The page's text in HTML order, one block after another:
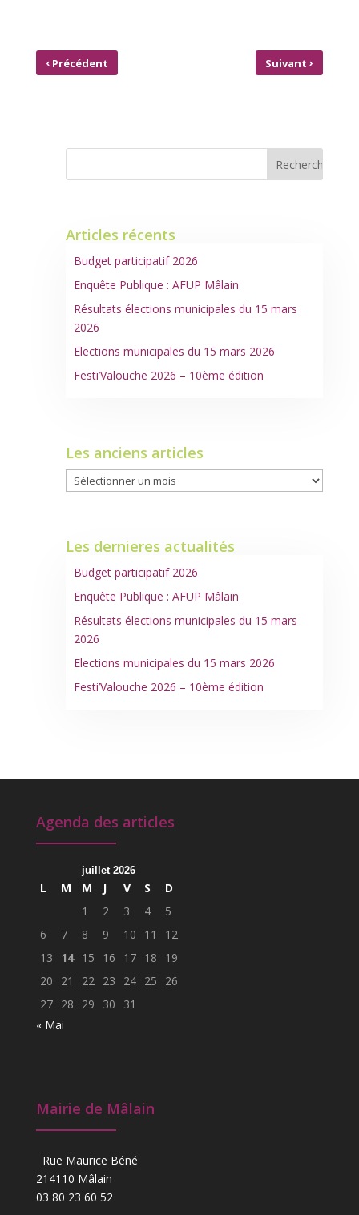
‹Précédent Suivant›
Articles récents
Budget participatif 2026
Enquête Publique : AFUP Mâlain
Résultats élections municipales du 15 mars
2026
Elections municipales du 15 mars 2026
Festi’Valouche 2026 – 10ème édition
Les anciens articles
Les
anciens
Les dernieres actualités
Budget participatif 2026
Enquête Publique : AFUP Mâlain
Résultats élections municipales du 15 mars
2026
Elections municipales du 15 mars 2026
Festi’Valouche 2026 – 10ème édition
Agenda des articles
juillet 2026
L M M J V S
D
1
2 3 4
5
6
7 8 9 10 11
12
13
14 15 16 17 18
19
20
21 22 23 24 25
26
27 28 29 30
31
« Mai
Mairie de Mâlain
Rue Maurice Béné
214110 Mâlain
03 80 23 60 52